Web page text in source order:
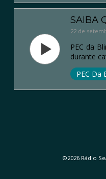
SAIBA
22 de
PEC da
durante
PEC Da
©2026 Rádio